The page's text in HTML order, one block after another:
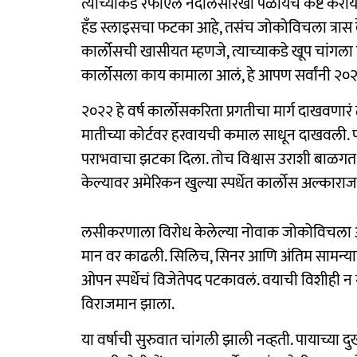
हँड स्लाइसचा फटका आहे, तसंच जोकोविचला
कार्लोसची खासीयत म्हणजे, त्याच्याकडे खूप
कार्लोसला काय कामाला आलं, हे आपण सर्वांनी
२०२२ हे वर्ष कार्लोसकरिता प्रगतीचा मार्ग
मातीच्या कोर्टवर हरवायची कमाल साधून दाखवली.
पराभवाचा झटका दिला. तोच विश्वास उराशी
केल्यावर अमेरिकन खुल्या स्पर्धेत कार्लोस
लसीकरणाला विरोध केलेल्या नोवाक जोकोविचला
मान वर काढली. सिलिच, सिनर आणि अंतिम
ओपन स्पर्धेचं विजेतेपद पटकावलं. वयाची विशीही न
विराजमान झाला.
या वर्षाची सुरुवात चांगली झाली नव्हती. पायाच्या